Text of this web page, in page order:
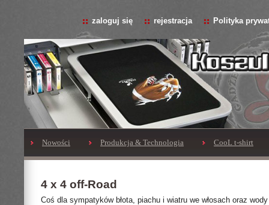
zaloguj się rejestracja Polityka
Nowości Produkcja & Technologia CooL t-shirt
4 x 4 off-Road
Coś dla sympatyków błota, piachu i wiatru we włosach oraz